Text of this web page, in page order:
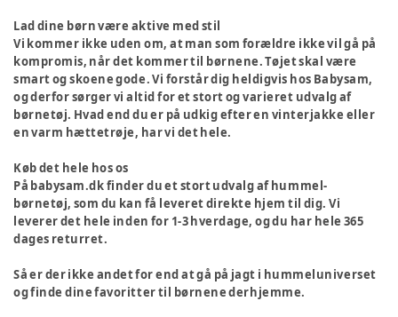
Lad dine børn være aktive med stil
Vi kommer ikke uden om, at man som forældre ikke vil gå på
kompromis, når det kommer til børnene. Tøjet skal være
smart og skoene gode. Vi forstår dig heldigvis hos Babysam,
og derfor sørger vi altid for et stort og varieret udvalg af
børnetøj. Hvad end du er på udkig efter en vinterjakke eller
en varm hættetrøje, har vi det hele.
Køb det hele hos os
På babysam.dk finder du et stort udvalg af hummel-
børnetøj, som du kan få leveret direkte hjem til dig. Vi
leverer det hele inden for 1-3 hverdage, og du har hele 365
dages returret.
Så er der ikke andet for end at gå på jagt i hummeluniverset
og finde dine favoritter til børnene derhjemme.